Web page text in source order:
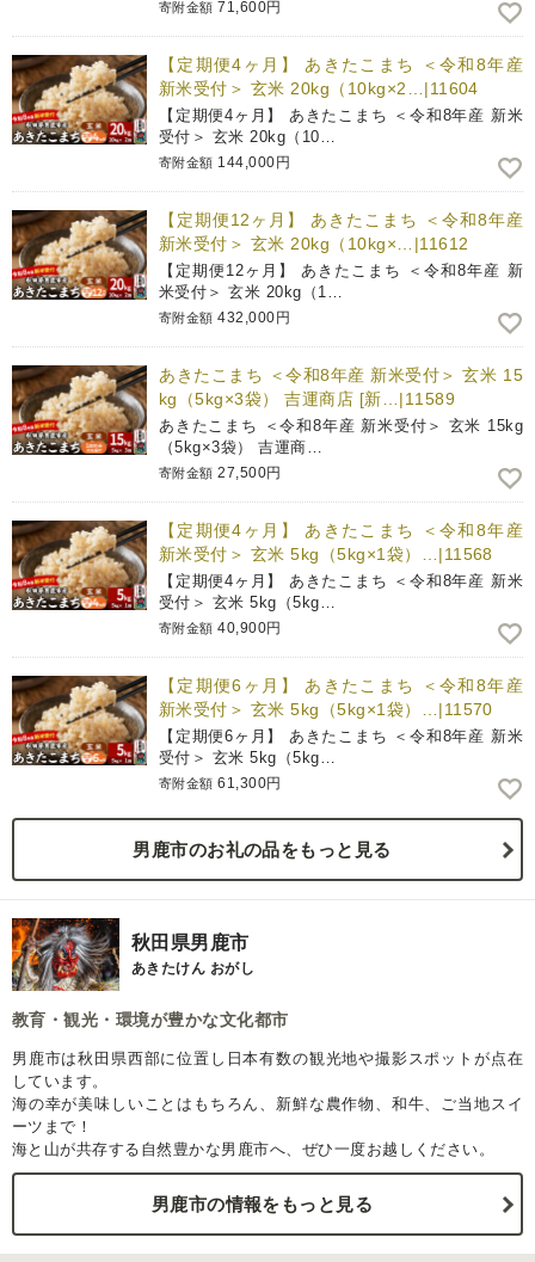
寄附金額 71,600円
【定期便4ヶ月】 あきたこまち ＜令和8年産
新米受付＞ 玄米 20kg（10kg×2…|11604
【定期便4ヶ月】 あきたこまち ＜令和8年産 新米
受付＞ 玄米 20kg（10…
寄附金額 144,000円
【定期便12ヶ月】 あきたこまち ＜令和8年産
新米受付＞ 玄米 20kg（10kg×…|11612
【定期便12ヶ月】 あきたこまち ＜令和8年産 新
米受付＞ 玄米 20kg（1…
寄附金額 432,000円
あきたこまち ＜令和8年産 新米受付＞ 玄米 15
kg（5kg×3袋） 吉運商店 [新…|11589
あきたこまち ＜令和8年産 新米受付＞ 玄米 15kg
（5kg×3袋） 吉運商…
寄附金額 27,500円
【定期便4ヶ月】 あきたこまち ＜令和8年産
新米受付＞ 玄米 5kg（5kg×1袋）…|11568
【定期便4ヶ月】 あきたこまち ＜令和8年産 新米
受付＞ 玄米 5kg（5kg…
寄附金額 40,900円
【定期便6ヶ月】 あきたこまち ＜令和8年産
新米受付＞ 玄米 5kg（5kg×1袋）…|11570
【定期便6ヶ月】 あきたこまち ＜令和8年産 新米
受付＞ 玄米 5kg（5kg…
寄附金額 61,300円
男鹿市のお礼の品をもっと見る
秋田県男鹿市
あきたけん おがし
教育・観光・環境が豊かな文化都市
男鹿市は秋田県西部に位置し日本有数の観光地や撮影スポットが点在
しています。
海の幸が美味しいことはもちろん、新鮮な農作物、和牛、ご当地スイ
ーツまで！
海と山が共存する自然豊かな男鹿市へ、ぜひ一度お越しください。
男鹿市の情報をもっと見る